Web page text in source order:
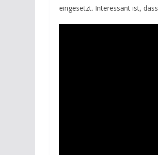
eingesetzt. Interessant ist,